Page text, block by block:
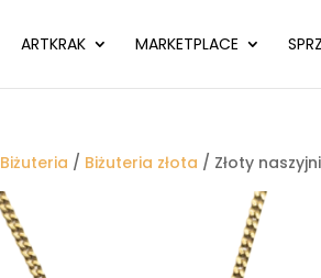
ARTKRAK MARKETPLACE
Biżuteria / Biżuteria złota / Złoty